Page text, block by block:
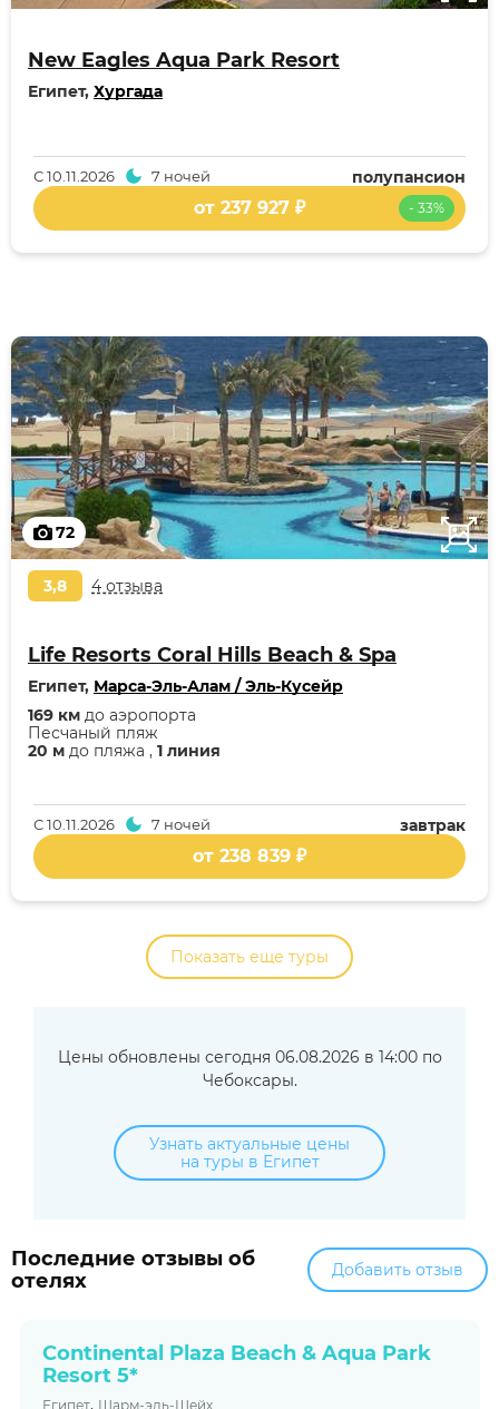
New Eagles Aqua Park Resort
Египет, Хургада
полупансион
С10.11.2026 7 ночей
- 33%
от 237 927 ₽
72
3,8 4 отзыва
Life Resorts Coral Hills Beach & Spa
Египет, Марса-Эль-Алам / Эль-Кусейр
20 м до пляжа , 1 линия
Песчаный пляж
169 км до аэропорта
завтрак
С10.11.2026 7 ночей
от 238 839 ₽
Показать еще туры
Цены обновлены сегодня 06.08.2026 в 14:00 по
Чебоксары.
Узнать актуальные цены
на туры в Египет
Последние отзывы об
отелях
Добавить отзыв
Continental Plaza Beach & Aqua Park
Resort 5*
Египет, Шарм-эль-Шейх